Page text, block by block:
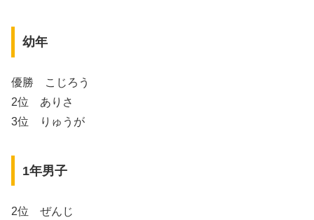
幼年
優勝 こじろう
2位 ありさ
3位 りゅうが
1年男子
2位 ぜんじ